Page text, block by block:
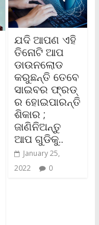
ଯଦି ଆପଣ ଏହି
ତିନୋଟି ଆପ
ଡାଉନଲୋଡ
କରୁଛନ୍ତି ତେବେ
ସାଇବର ଫ୍ରଡ୍
ର ହୋଇପାରନ୍ତି
ଶିକାର ;
ଜାଣିନିଅନ୍ତୁ
ଆପ ଗୁଡିକୁ..
January 25,
2022
0